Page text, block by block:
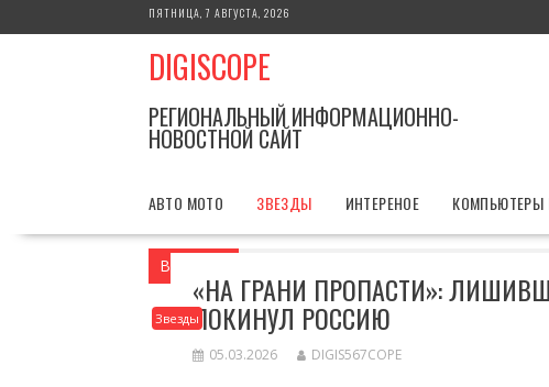
к
ПЯТНИЦА, 7 АВГУСТА, 2026
DIGISCOPE
РЕГИОНАЛЬНЫЙ ИНФОРМАЦИОННО-
НОВОСТНОЙ САЙТ
АВТО МОТО ЗВЕЗДЫ ИНТЕРЕНОЕ КОМПЬЮТЕРЫ
Вы здесь «На грани
Звезды
«НА ГРАНИ ПРОПАСТИ»:
ПОКИНУЛ РОССИЮ
05.03.2026 DIGIS567COPE